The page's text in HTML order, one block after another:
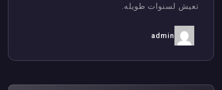
تعيش لسنوات طويله.
admin